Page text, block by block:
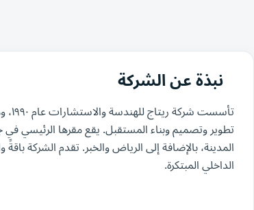
نبذة عن الشركة
تطوير وتصميم وبناء المستقبل. يقع مقرها الرئيسي
المدينة، بالإضافة إلى الرياض والخبر. تقدم الشركة
الداخلي المبتكرة.